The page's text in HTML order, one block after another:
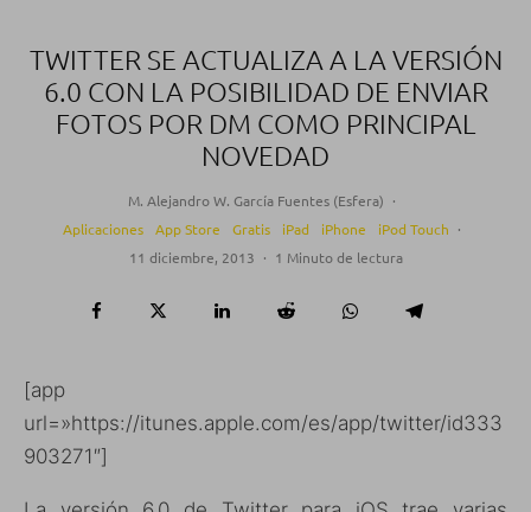
TWITTER SE ACTUALIZA A LA VERSIÓN
6.0 CON LA POSIBILIDAD DE ENVIAR
FOTOS POR DM COMO PRINCIPAL
NOVEDAD
M. Alejandro W. García Fuentes (Esfera) ·
Aplicaciones
App Store Gratis iPad iPhone iPod Touch ·
11 diciembre, 2013 · 1 Minuto de lectura
[app
url=»https://itunes.apple.com/es/app/twitter/id333
903271″]